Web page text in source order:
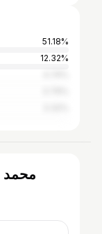
51.18%
12.32%